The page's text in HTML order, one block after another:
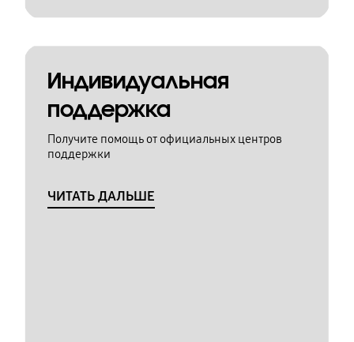
Индивидуальная
поддержка
Получите помощь от официальных центров
поддержки
ЧИТАТЬ ДАЛЬШЕ